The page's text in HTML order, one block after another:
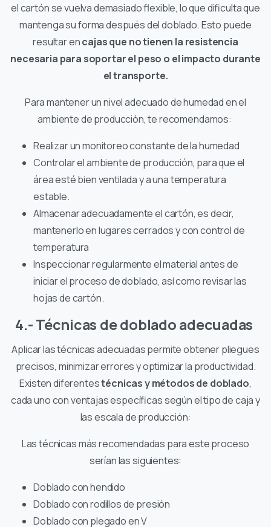
el cartón se vuelva demasiado flexible, lo que dificulta que
mantenga su forma después del doblado. Esto puede
resultar encajas que no tienen la resistencia
necesaria para soportar el peso o el impacto durante
el transporte.
Para mantener un nivel adecuado de humedad en el
ambiente de producción, te recomendamos:
Realizar un monitoreo constante de la humedad
Controlar el ambiente de producción, para que el
área esté bien ventilada y a una temperatura
estable.
Almacenar adecuadamente el cartón, es decir,
mantenerlo en lugares cerrados y con control de
temperatura
Inspeccionar regularmente el material antes de
iniciar el proceso de doblado, así como revisar las
hojas de cartón.
4.- Técnicas de doblado adecuadas
Aplicar las técnicas adecuadas permite obtener pliegues
precisos, minimizar errores y optimizar la productividad.
Existen diferentestécnicas y métodos de doblado,
cada uno con ventajas específicas según el tipo de caja y
las escala de producción:
Las técnicas más recomendadas para este proceso
serían las siguientes:
Doblado con hendido
Doblado con rodillos de presión
Doblado con plegado en V